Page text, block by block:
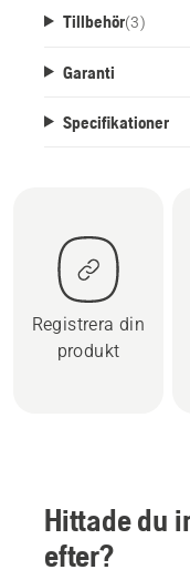
Tillbehör(3)
Garanti
Specifikationer
Registrera din
produkt
Hittade du
efter?